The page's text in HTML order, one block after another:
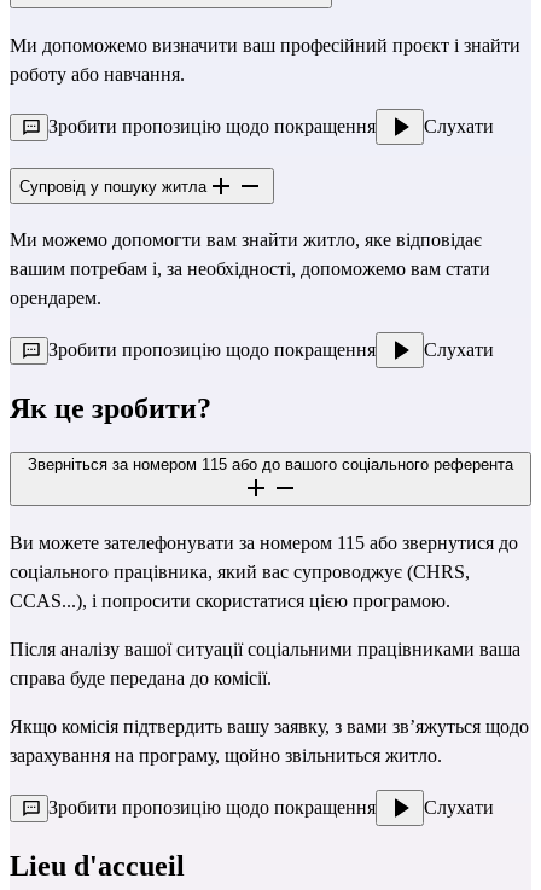
Ми допоможемо визначити ваш професійний проєкт і знайти
роботу або навчання.
Зробити пропозицію щодо покращення Слухати
Супровід у пошуку житла
Ми можемо допомогти вам знайти житло, яке відповідає
вашим потребам і, за необхідності, допоможемо вам стати
орендарем.
Зробити пропозицію щодо покращення Слухати
Як це зробити?
Зверніться за номером 115 або до вашого соціального референта
Ви можете зателефонувати за номером 115 або звернутися до
соціального працівника, який вас супроводжує (CHRS,
CCAS...), і попросити скористатися цією програмою.
Після аналізу вашої ситуації соціальними працівниками ваша
справа буде передана до комісії.
Якщо комісія підтвердить вашу заявку, з вами зв’яжуться щодо
зарахування на програму, щойно звільниться житло.
Зробити пропозицію щодо покращення Слухати
Lieu d'accueil